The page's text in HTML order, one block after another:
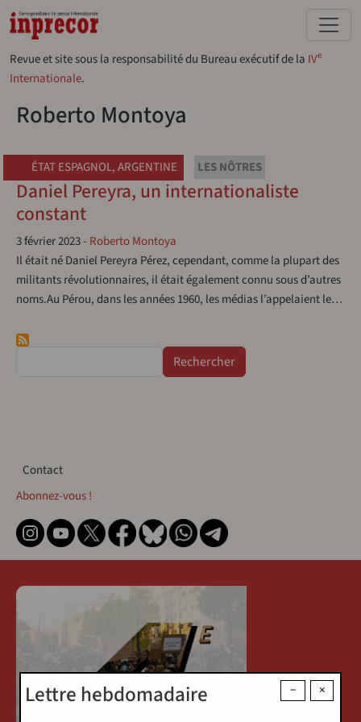
Aller au contenu principal
Revue et site sous la responsabilité du Bureau exécutif de la IVe
Internationale.
Roberto Montoya
ÉTAT ESPAGNOL,ARGENTINE LES NÔTRES
Daniel Pereyra, un internationaliste
constant
3 février 2023- Roberto Montoya
Il était né Daniel Pereyra Pérez, cependant, comme la plupart des
militants révolutionnaires, il était également connu sous d’autres
noms.Au Pérou, dans les années 1960, les médias l’appelaient le…
×
−
Lettre hebdomadaire
Contact
Contact
Abonnez-vous !